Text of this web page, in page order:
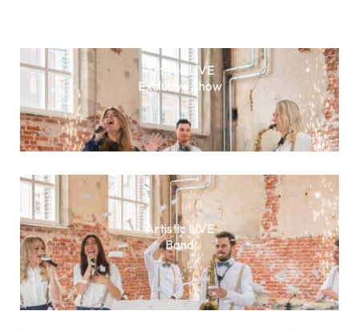
Artistic L!VE
Exclusive Show
Artistic L!VE
Band